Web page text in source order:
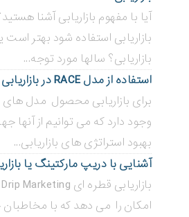
آیا با مفهوم بازاریابی آشنا
بازاریابی استفاده شود بهتر است
بازاریابی؟ سالها مورد توجه...
استفاده از مدل RACE در بازاریابی دیجیتال
برای بازاریابی محصول مدل
وجود دارد که می توانیم از آنها
بهبود استراتژی های بازاریابی...
آشنایی با دریپ مارکتینگ یا
امکان را می دهد که با